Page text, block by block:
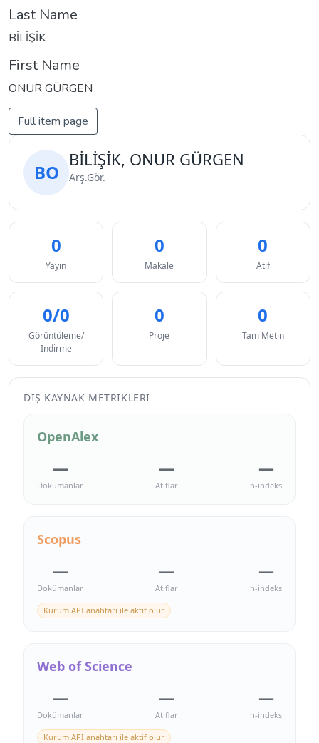
Last Name
BİLİŞİK
First Name
ONUR GÜRGEN
Full item page
BO
BİLİŞİK, ONUR GÜRGEN
Arş.Gör.
0
Yayın
0
Makale
0
Atıf
0/0
Görüntüleme/
İndirme
0
Proje
0
Tam Metin
DIŞ KAYNAK METRIKLERI
OpenAlex
—
Dokümanlar
—
Atıflar
—
h-indeks
Scopus
—
Dokümanlar
—
Atıflar
—
h-indeks
Kurum API anahtarı ile aktif olur
Web of Science
—
Dokümanlar
—
Atıflar
—
h-indeks
Kurum API anahtarı ile aktif olur